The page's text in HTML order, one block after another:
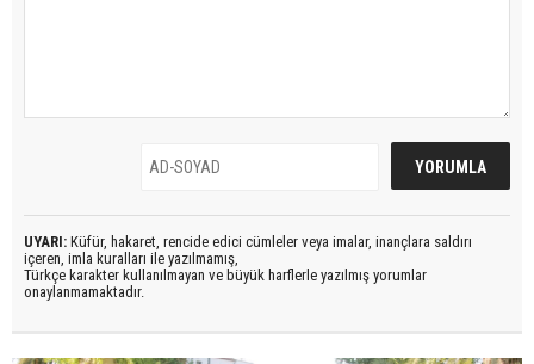
UYARI: Küfür, hakaret, rencide edici cümleler veya imalar, inançlara saldırı
içeren, imla kuralları ile yazılmamış,
Türkçe karakter kullanılmayan ve büyük harflerle yazılmış yorumlar
onaylanmamaktadır.